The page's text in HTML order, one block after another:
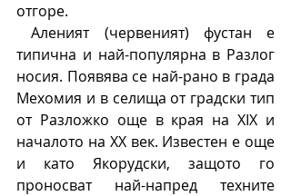
отгоре.
Аленият (червеният) фустан е
типична и най-популярна в Разлог
носия. Появява се най-рано в града
Мехомия и в селища от градски тип
от Разложко още в края на XIX и
началото на XX век. Известен е още
и като Якорудски, защото го
проносват най-напред техните